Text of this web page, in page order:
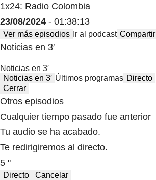
1x24: Radio Colombia
23/08/2024 - 01:38:13
Ver más episodios Ir al podcast Compartir
Noticias en 3′
Noticias en 3′
Noticias en 3′ Últimos programas Directo
Cerrar
Otros episodios
Cualquier tiempo pasado fue anterior
Tu audio se ha acabado.
Te redirigiremos al directo.
5 "
Directo
Cancelar